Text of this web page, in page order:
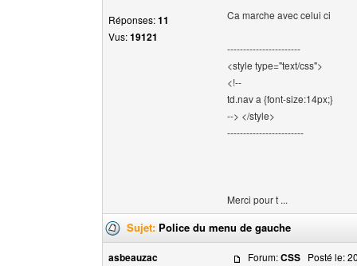
Réponses:11
Vus:19121
Ca marche avec celui ci
-----------------------
<style type="text/css">
<!--
td.nav a {font-size:14px;}
--> </style>
------------------------
Merci pour t ...
Sujet: Police du menu de gauche
asbeauzac Forum:CSS Posté le: